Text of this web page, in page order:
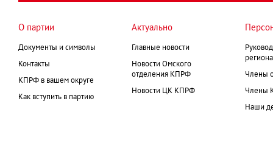
О партии
Документы и символы
Контакты
КПРФ в вашем округе
Как вступить в партию
Актуально
Главные новости
Новости Омского
отделения КПРФ
Новости ЦК КПРФ
Члены
Члены
Наши